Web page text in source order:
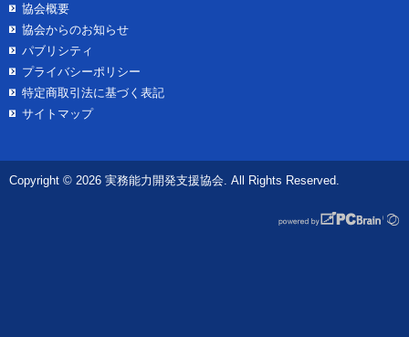
協会概要
協会からのお知らせ
パブリシティ
プライバシーポリシー
特定商取引法に基づく表記
サイトマップ
Copyright © 2026 実務能力開発支援協会. All Rights Reserved.